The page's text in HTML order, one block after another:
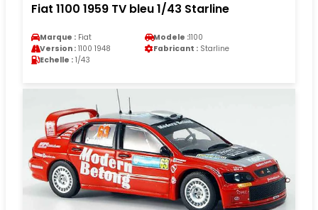
Fiat 1100 1959 TV bleu 1/43 Starline
Marque : Fiat Modele :1100
Version : 1100 1948 Fabricant : Starline
Echelle : 1/43